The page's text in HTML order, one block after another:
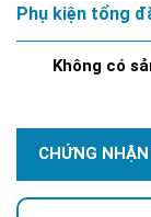
Phụ kiện tổng
Không có
CHỨNG